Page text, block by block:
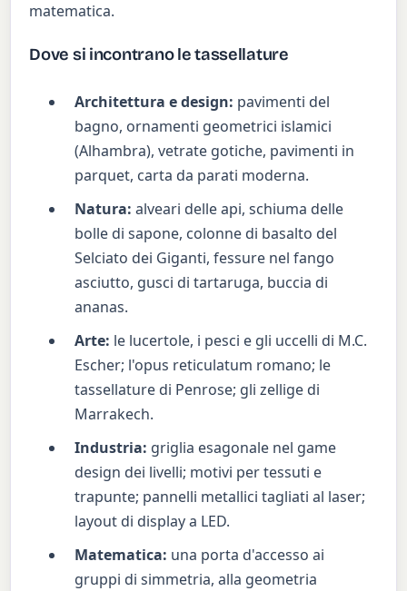
matematica.
Dove si incontrano le tassellature
Architettura e design: pavimenti del
bagno, ornamenti geometrici islamici
(Alhambra), vetrate gotiche, pavimenti in
parquet, carta da parati moderna.
Natura: alveari delle api, schiuma delle
bolle di sapone, colonne di basalto del
Selciato dei Giganti, fessure nel fango
asciutto, gusci di tartaruga, buccia di
ananas.
Arte: le lucertole, i pesci e gli uccelli di M.C.
Escher; l'opus reticulatum romano; le
tassellature di Penrose; gli zellige di
Marrakech.
Industria: griglia esagonale nel game
design dei livelli; motivi per tessuti e
trapunte; pannelli metallici tagliati al laser;
layout di display a LED.
Matematica: una porta d'accesso ai
gruppi di simmetria, alla geometria